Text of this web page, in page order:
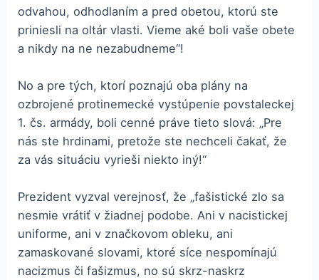
odvahou, odhodlaním a pred obetou, ktorú ste
priniesli na oltár vlasti. Vieme aké boli vaše obete
a nikdy na ne nezabudneme“!
No a pre tých, ktorí poznajú oba plány na
ozbrojené protinemecké vystúpenie povstaleckej
1. čs. armády, boli cenné práve tieto slová: „Pre
nás ste hrdinami, pretože ste nechceli čakať, že
za vás situáciu vyrieši niekto iný!“
Prezident vyzval verejnosť, že „fašistické zlo sa
nesmie vrátiť v žiadnej podobe. Ani v nacistickej
uniforme, ani v značkovom obleku, ani
zamaskované slovami, ktoré síce nespomínajú
nacizmus či fašizmus, no sú skrz-naskrz